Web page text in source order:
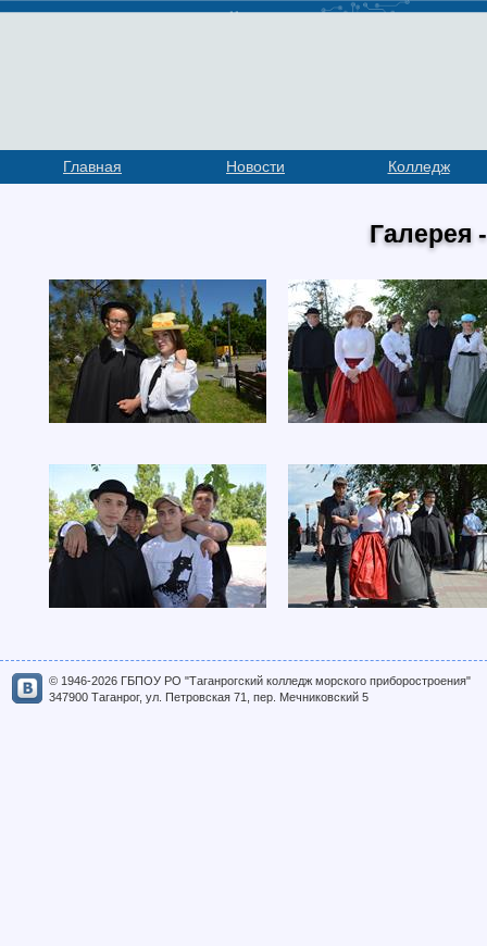
Главная Новости Колледж
Галерея
© 1946-2026 ГБПОУ РО "Таганрогский колледж морского приборостроения"
347900 Таганрог, ул. Петровская 71, пер. Мечниковский 5